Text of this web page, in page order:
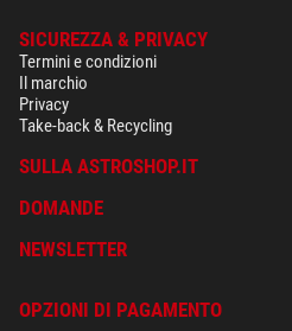
SICUREZZA & PRIVACY
Termini e condizioni
Il marchio
Privacy
Take-back & Recycling
SULLA ASTROSHOP.IT
DOMANDE
NEWSLETTER
OPZIONI DI PAGAMENTO